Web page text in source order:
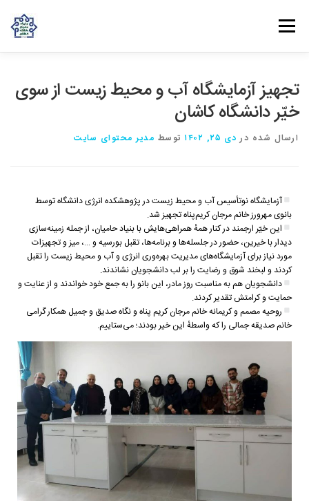
فهرست
روش‌های مشارکت
تجهیز آزمایشگاه آب و محیط زیست از سوی
خیّر دانشگاه کاشان
ارسال شده در دی ۲۵, ۱۴۰۲ توسط مدیر محتوای سایت
آزمایشگاه نوتأسیس‌ آب و محیط زیست در پژوهشکده انرژی دانشگاه توسط
بانوی مهرورز خانم مرجان کریم‌پناه تجهیز شد.
این خیّر ارجمند در کنار همهٔ همراهی‌هایش با بنیاد حامیان، از جمله زمینه‌سازی
دیدار با خیرین، حضور در جلسله‌ها و برنامه‌ها، تقبل بورسیه و …، میز و‌ تجهیزات
مورد نیاز برای آزمایشگاه‌های مدیریت بهره‌وری انرژی و آب و محیط زیست را تقبل
کردند و لبخند شوق و رضایت را بر لب دانشجویان نشاندند.
دانشجویان هم به مناسبت روز مادر، این بانو را به جمع خود خواندند و از عنایت و‌
حمایت و کرامتش تقدیر کردند.
روحیه مصمم و کریمانه خانم مرجان کریم پناه و نگاه صدیق و جمیل همکار گرامی
خانم صدیقه جمالی را که واسطهٔ این خیر بودند؛ می‌ستاییم.